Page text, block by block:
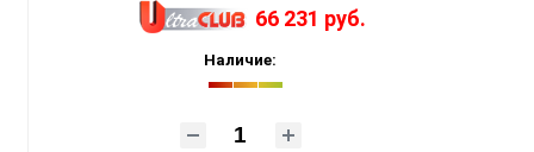
66 231 руб.
Наличие: